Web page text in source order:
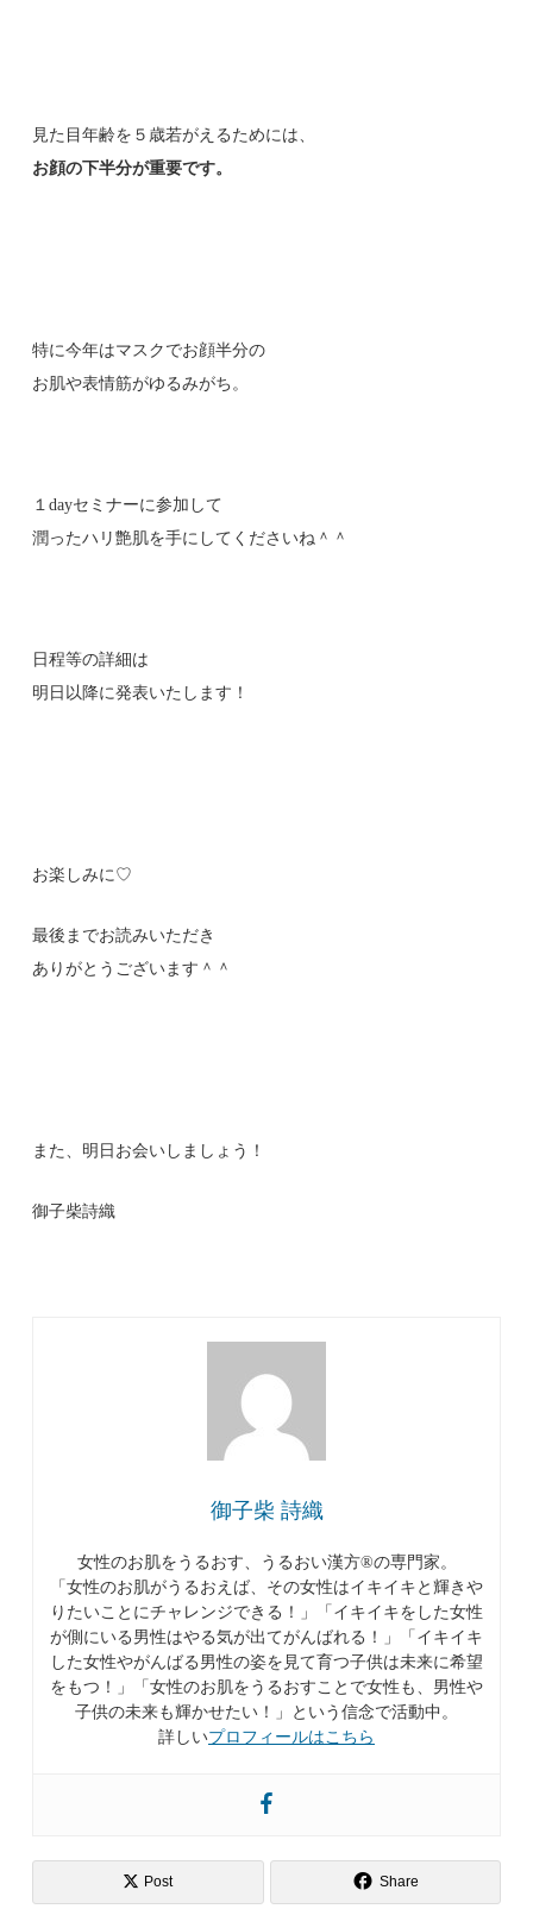
見た目年齢を５歳若がえるためには、
お顔の下半分が重要です。
特に今年はマスクでお顔半分の
お肌や表情筋がゆるみがち。
１dayセミナーに参加して
潤ったハリ艶肌を手にしてくださいね＾＾
日程等の詳細は
明日以降に発表いたします！
お楽しみに♡
最後までお読みいただき
ありがとうございます＾＾
また、明日お会いしましょう！
御子柴詩織
御子柴 詩織
女性のお肌をうるおす、うるおい漢方®︎の専門家。
「女性のお肌がうるおえば、その女性はイキイキと輝きや
りたいことにチャレンジできる！」「イキイキをした女性
が側にいる男性はやる気が出てがんばれる！」「イキイキ
した女性やがんばる男性の姿を見て育つ子供は未来に希望
をもつ！」「女性のお肌をうるおすことで女性も、男性や
子供の未来も輝かせたい！」という信念で活動中。
詳しいプロフィールはこちら
Post Share